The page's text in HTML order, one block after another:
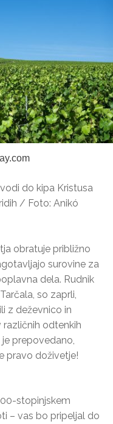
do kipa Kristusa
/ Foto: Anikó
obratuje približno
surovine za
dela. Rudnik
so zaprli,
z deževnico in
odtenkih
prepovedano,
pravo doživetje!
stopinjskem
– vas bo pripeljal do